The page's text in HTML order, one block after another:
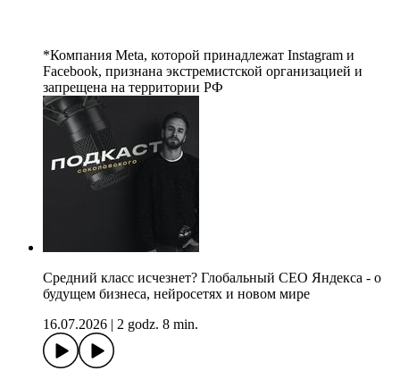
*Компания Meta, которой принадлежат Instagram и
Facebook, признана экстремистской организацией и
запрещена на территории РФ
Средний класс исчезнет? Глобальный СЕО Яндекса - о
будущем бизнеса, нейросетях и новом мире
16.07.2026
2 godz. 8 min.